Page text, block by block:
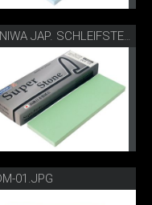
NANIWA JAP. SCHLEIFSTEIN S1-490
01.JPG